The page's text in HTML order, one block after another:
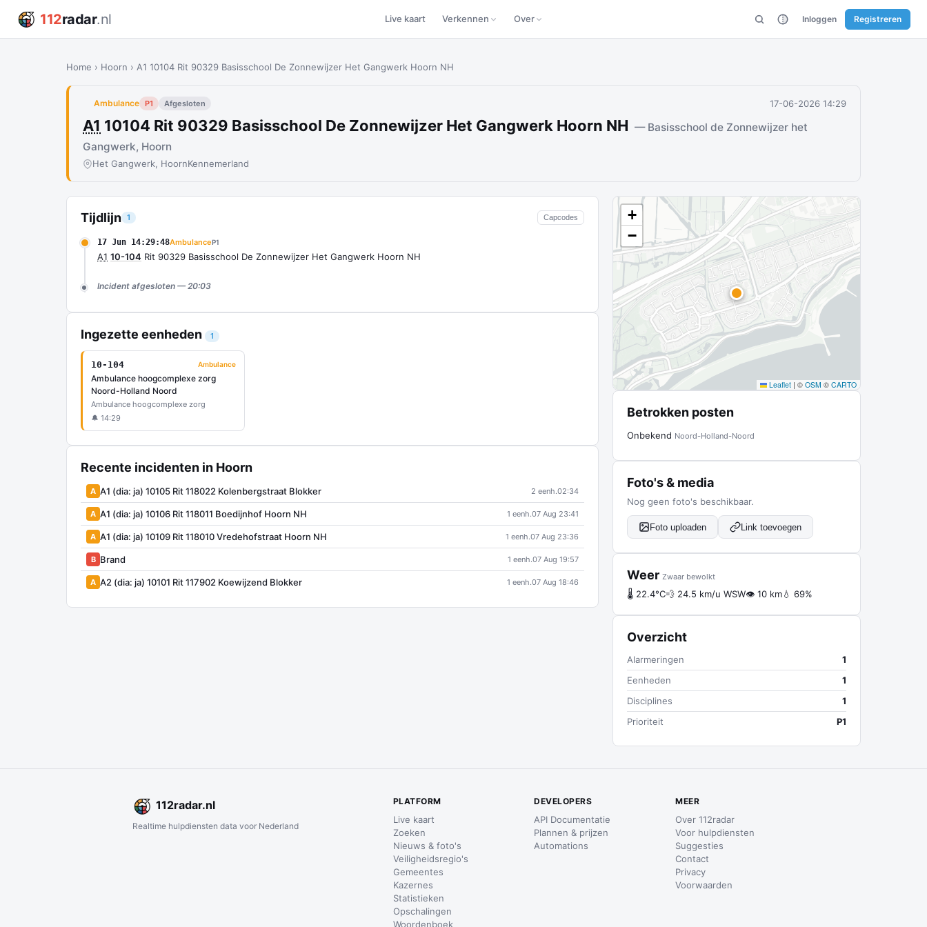
112radar.nl Live kaart Verkennen Over Inloggen Registreren
Home › Hoorn › A1 10104 Rit 90329 Basisschool De Zonnewijzer Het Gangwerk Hoorn NH
Ambulance P1 Afgesloten 17-06-2026 14:29
A1 10104 Rit 90329 Basisschool De Zonnewijzer Het Gangwerk Hoorn NH — Basisschool de Zonnewijzer het
Gangwerk, Hoorn
Het Gangwerk, HoornKennemerland
Tijdlijn 1 Capcodes
17 Jun 14:29:48AmbulanceP1
A1 10-104 Rit 90329 Basisschool De Zonnewijzer Het Gangwerk Hoorn NH
Incident afgesloten — 20:03
Ingezette eenheden 1
10-104 Ambulance
Ambulance hoogcomplexe zorg
Noord-Holland Noord
Ambulance hoogcomplexe zorg
🔔 14:29
Recente incidenten in Hoorn
A A1 (dia: ja) 10105 Rit 118022 Kolenbergstraat Blokker 2 eenh.02:34
A A1 (dia: ja) 10106 Rit 118011 Boedijnhof Hoorn NH 1 eenh.07 Aug 23:41
A A1 (dia: ja) 10109 Rit 118010 Vredehofstraat Hoorn NH 1 eenh.07 Aug 23:36
B Brand 1 eenh.07 Aug 19:57
A A2 (dia: ja) 10101 Rit 117902 Koewijzend Blokker 1 eenh.07 Aug 18:46
+
−
Leaflet | © OSM © CARTO
Betrokken posten
Onbekend Noord-Holland-Noord
Foto's & media
Nog geen foto's beschikbaar.
Foto uploaden Link toevoegen
Weer Zwaar bewolkt
🌡 22.4°C💨 24.5 km/u WSW👁 10 km💧 69%
Overzicht
Alarmeringen
1
Eenheden
1
Disciplines
1
Prioriteit
P1
112radar.nl
Realtime hulpdiensten data voor Nederland
PLATFORM
Live kaart
Zoeken
Nieuws & foto's
Veiligheidsregio's
Gemeentes
Kazernes
Statistieken
Opschalingen
Woordenboek
DEVELOPERS
API Documentatie
Plannen & prijzen
Automations
MEER
Over 112radar
Voor hulpdiensten
Suggesties
Contact
Privacy
Voorwaarden